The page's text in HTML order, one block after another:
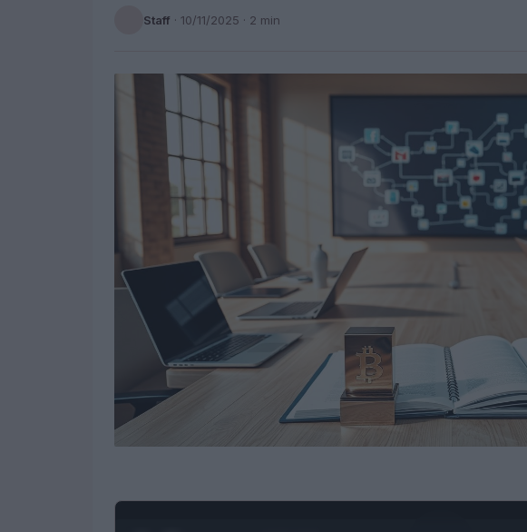
Staff · 10/11/2025 · 2 min